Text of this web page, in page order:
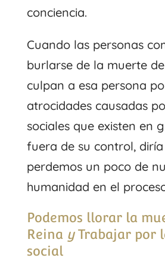
conciencia.
Cuando las personas
burlarse de la muerte
culpan a esa persona
atrocidades causadas
sociales que existen en
fuera de su control,
perdemos un poco de
humanidad en el
Podemos llorar la
Reina yTrabajar por
social